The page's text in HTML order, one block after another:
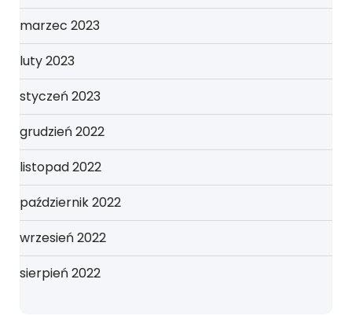
marzec 2023
luty 2023
styczeń 2023
grudzień 2022
listopad 2022
październik 2022
wrzesień 2022
sierpień 2022